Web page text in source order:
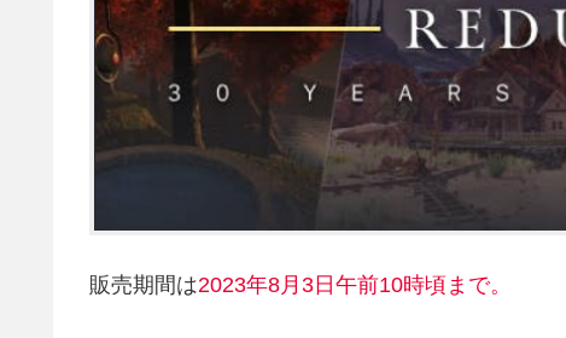
販売期間は2023年8月3 日午前10時頃まで。